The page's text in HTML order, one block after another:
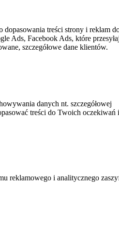
dopasowania treści strony i reklam
Ads, Facebook Ads, które
szczegółowe dane klientów.
danych nt. szczegółowej
treści do Twoich oczekiwań
reklamowego i analitycznego